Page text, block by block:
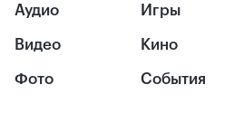
Аудио
Видео
Фото
Игры
Кино
События